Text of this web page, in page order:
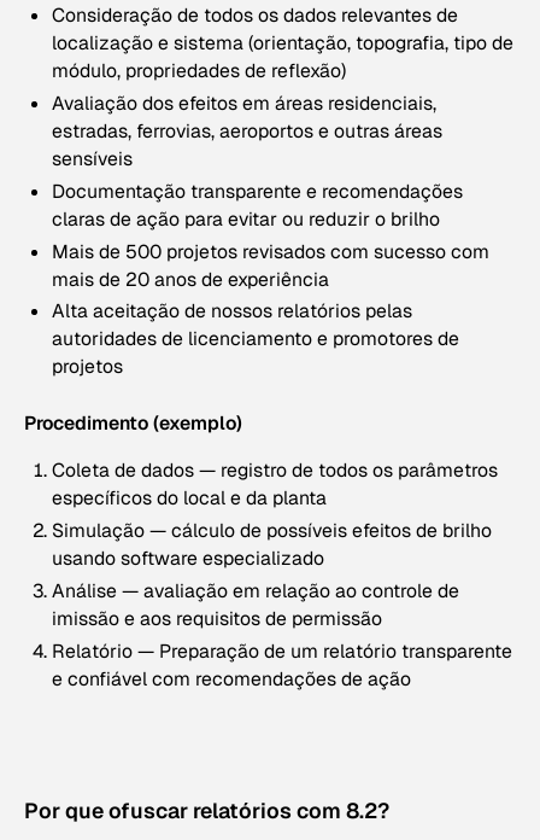
Consideração de todos os dados relevantes de
localização e sistema (orientação, topografia, tipo de
módulo, propriedades de reflexão)
Avaliação dos efeitos em áreas residenciais,
estradas, ferrovias, aeroportos e outras áreas
sensíveis
Documentação transparente e recomendações
claras de ação para evitar ou reduzir o brilho
Mais de 500 projetos revisados com sucesso com
mais de 20 anos de experiência
Alta aceitação de nossos relatórios pelas
autoridades de licenciamento e promotores de
projetos
Procedimento (exemplo)
Coleta de dados — registro de todos os parâmetros
específicos do local e da planta
Simulação — cálculo de possíveis efeitos de brilho
usando software especializado
Análise — avaliação em relação ao controle de
imissão e aos requisitos de permissão
Relatório — Preparação de um relatório transparente
e confiável com recomendações de ação
Por que ofuscar relatórios com 8.2?